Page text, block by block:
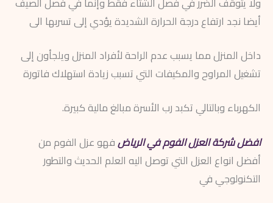
أيضا نجد ارتفاع درجة الحرارة الشديدة يؤدي إلى تسربها الى
داخل المنزل مما يسبب عدم الراحة لأفراد المنزل ويلجأون إلى
تشغيل المراوح والمكيفات التي تسبب زيادة استهلاك فاتورة
الكهرباء وبالتالي تكبد رب الأسرة مبالغ مالية كبيرة.
افضل شركة العزل الفوم في الرياضفهو عزل الفوم من
أفضل انواع العزل التي توصل اليه العلم الحديث والتطور
التكنولوجي في